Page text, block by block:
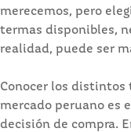
merecemos, pero
termas disponibles,
realidad, puede ser
Conocer los distintos
mercado peruano es
decisión de compra.